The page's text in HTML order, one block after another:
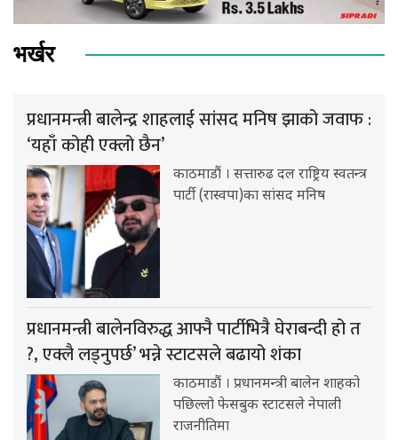
भर्खर
प्रधानमन्त्री बालेन्द्र शाहलाई सांसद मनिष झाको जवाफ :
‘यहाँ कोही एक्लो छैन’
काठमाडौं । सत्तारुढ दल राष्ट्रिय स्वतन्त्र
पार्टी (रास्वपा)का सांसद मनिष
प्रधानमन्त्री बालेनविरुद्ध आफ्नै पार्टीभित्रै घेराबन्दी हो त
?, एक्लै लड्नुपर्छ’ भन्ने स्टाटसले बढायो शंका
काठमाडौं । प्रधानमन्त्री बालेन शाहको
पछिल्लो फेसबुक स्टाटसले नेपाली
राजनीतिमा